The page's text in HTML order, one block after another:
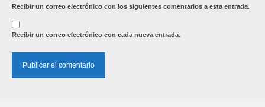
Recibir un correo electrónico con los siguientes comentarios a esta entrada.
Recibir un correo electrónico con cada nueva entrada.